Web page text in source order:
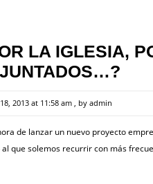
LA IGLESIA,
2013 at 11:58 am , by admin
de lanzar un nuevo proyecto
que solemos recurrir con más